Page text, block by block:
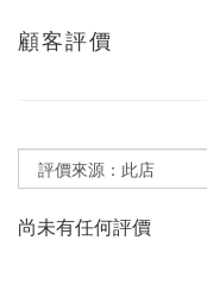
顧客評價
尚未有任何評價